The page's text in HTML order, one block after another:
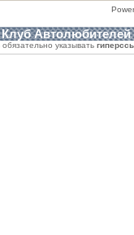
Автолюбителей
указывать